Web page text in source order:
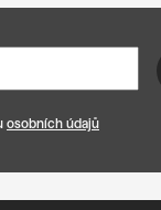
osobních údajů